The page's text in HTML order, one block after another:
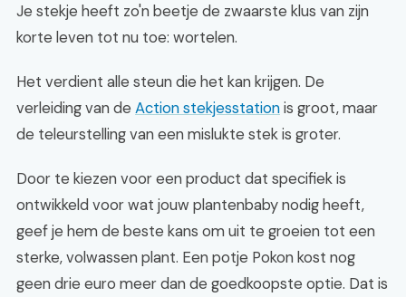
Je stekje heeft zo'n beetje de zwaarste klus van zijn
korte leven tot nu toe: wortelen.
Het verdient alle steun die het kan krijgen. De
verleiding van de Action stekjesstationis groot, maar
de teleurstelling van een mislukte stek is groter.
Door te kiezen voor een product dat specifiek is
ontwikkeld voor wat jouw plantenbaby nodig heeft,
geef je hem de beste kans om uit te groeien tot een
sterke, volwassen plant. Een potje Pokon kost nog
geen drie euro meer dan de goedkoopste optie. Dat is